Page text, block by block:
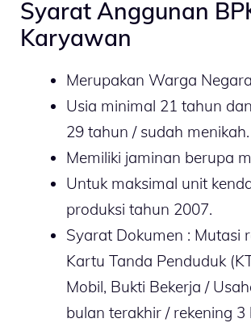
Syarat Anggunan
Karyawan
Merupakan Warga
Usia minimal 21 tahun
29 tahun / sudah menikah.
Memiliki jaminan berupa
Untuk maksimal unit
produksi tahun 2007.
Syarat Dokumen : Mutasi
Kartu Tanda Penduduk
Mobil, Bukti Bekerja /
bulan terakhir / rekening 3